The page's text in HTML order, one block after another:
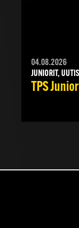
04.08.2026
JUNIORIT,
TPS